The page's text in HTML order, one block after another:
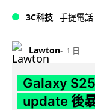
3C科技 手提電話
Lawton 1 日
Galaxy
update 後